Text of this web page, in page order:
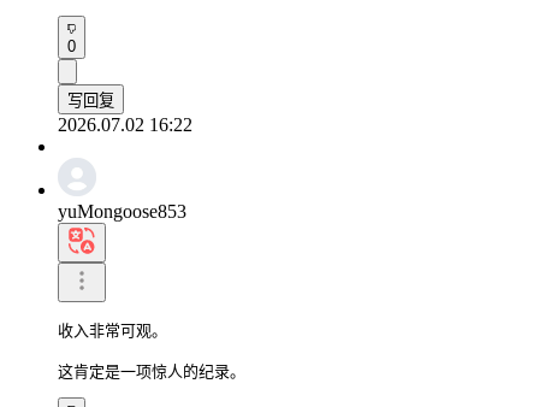
0
写回复
2026.07.02 16:22
yuMongoose853
收入非常可观。
这肯定是一项惊人的纪录。